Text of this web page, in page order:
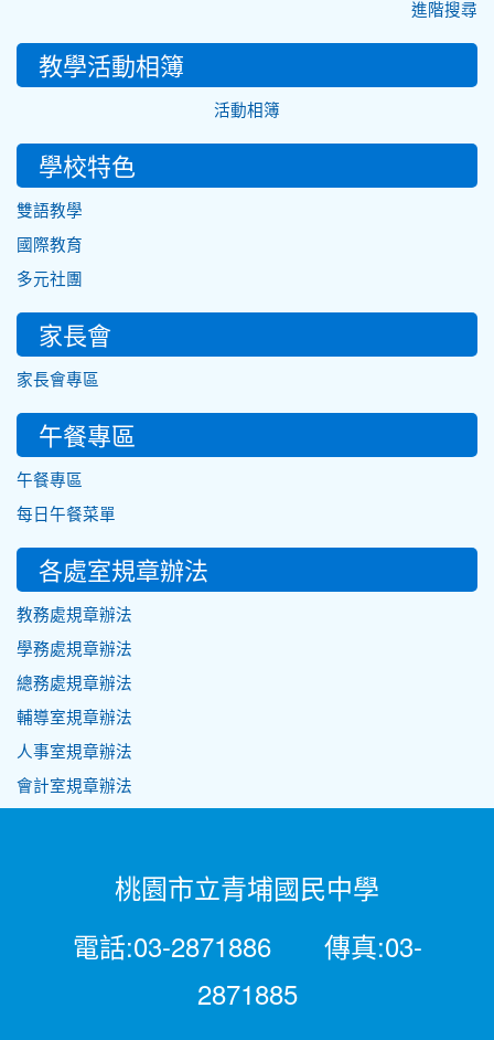
進階搜尋
教學活動相簿
活動相簿
學校特色
雙語教學
國際教育
多元社團
家長會
家長會專區
午餐專區
午餐專區
每日午餐菜單
各處室規章辦法
教務處規章辦法
學務處規章辦法
總務處規章辦法
輔導室規章辦法
人事室規章辦法
會計室規章辦法
桃園市立青埔國民中學
電話:03-2871886 傳真:03-
2871885